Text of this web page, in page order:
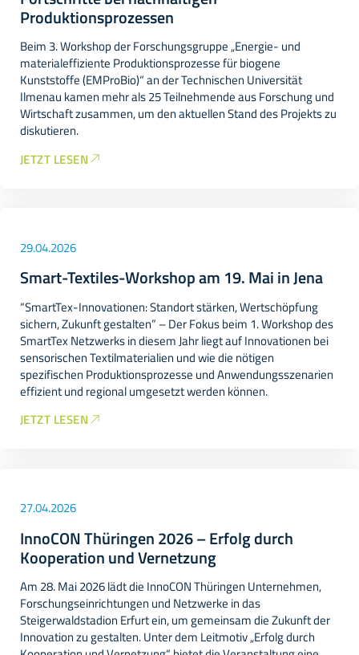
Produktionsprozessen
Beim 3. Workshop der Forschungsgruppe „Energie- und
materialeffiziente Produktionsprozesse für biogene
Kunststoffe (EMProBio)“ an der Technischen Universität
Ilmenau kamen mehr als 25 Teilnehmende aus Forschung und
Wirtschaft zusammen, um den aktuellen Stand des Projekts zu
diskutieren.
JETZT LESEN
29.04.2026
Smart-Textiles-Workshop am 19. Mai in Jena
“SmartTex-Innovationen: Standort stärken, Wertschöpfung
sichern, Zukunft gestalten” – Der Fokus beim 1. Workshop des
SmartTex Netzwerks in diesem Jahr liegt auf Innovationen bei
sensorischen Textilmaterialien und wie die nötigen
spezifischen Produktionsprozesse und Anwendungsszenarien
effizient und regional umgesetzt werden können.
JETZT LESEN
27.04.2026
InnoCON Thüringen 2026 – Erfolg durch
Kooperation und Vernetzung
Am 28. Mai 2026 lädt die InnoCON Thüringen Unternehmen,
Forschungseinrichtungen und Netzwerke in das
Steigerwaldstadion Erfurt ein, um gemeinsam die Zukunft der
Innovation zu gestalten. Unter dem Leitmotiv „Erfolg durch